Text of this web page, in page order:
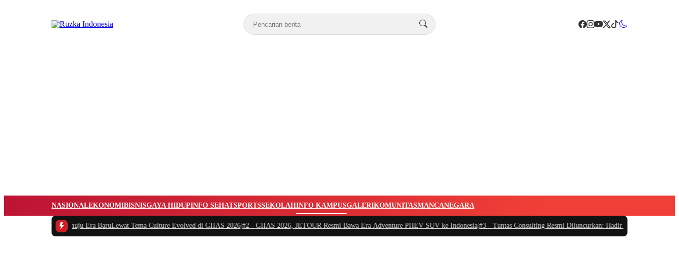
NASIONALEKONOMIBISNISGAYA HIDUPINFO SEHATSPORTSSEKOLAHINFO KAMPUSGALERIKOMUNITASMANCANEGARA
Transformasi Menuju Era BaruLewat Tema Culture Evolved di GIIAS 2026 #2 -GIIAS 2026, JETOUR Resmi Bawa Era Adventure PHEV SUV ke Indonesia|#3 -Tuntas Consulting Resmi Diluncurkan: Hadir Menyelesaikan